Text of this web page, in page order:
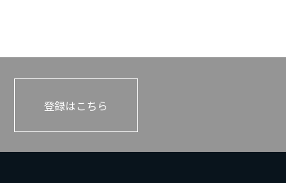
登録はこちら